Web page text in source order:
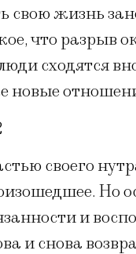
свою жизнь
что разрыв
сходятся
новые
своего
Но
и
и снова